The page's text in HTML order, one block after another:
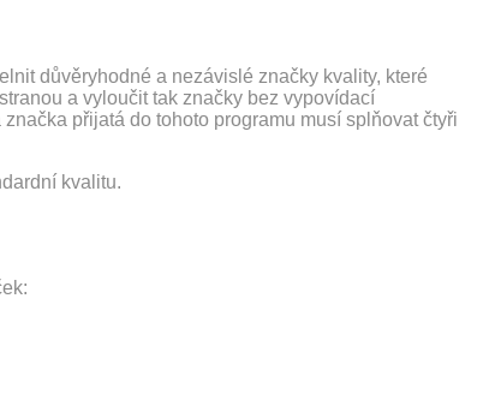
důvěryhodné a nezávislé značky kvality, které
a vyloučit tak značky bez vypovídací
přijatá do tohoto programu musí splňovat čtyři
kvalitu.